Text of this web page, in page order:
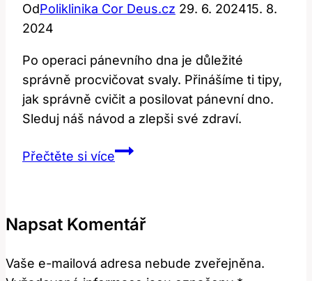
OdPoliklinika Cor Deus.cz 29. 6. 202415. 8.
2024
Po operaci pánevního dna je důležité
správně procvičovat svaly. Přinášíme ti tipy,
jak správně cvičit a posilovat pánevní dno.
Sleduj náš návod a zlepši své zdraví.
Přečtěte si vícePánevní
Jak
cvičení
Napsat Komentář
Vaše e-mailová adresa nebude zveřejněna.